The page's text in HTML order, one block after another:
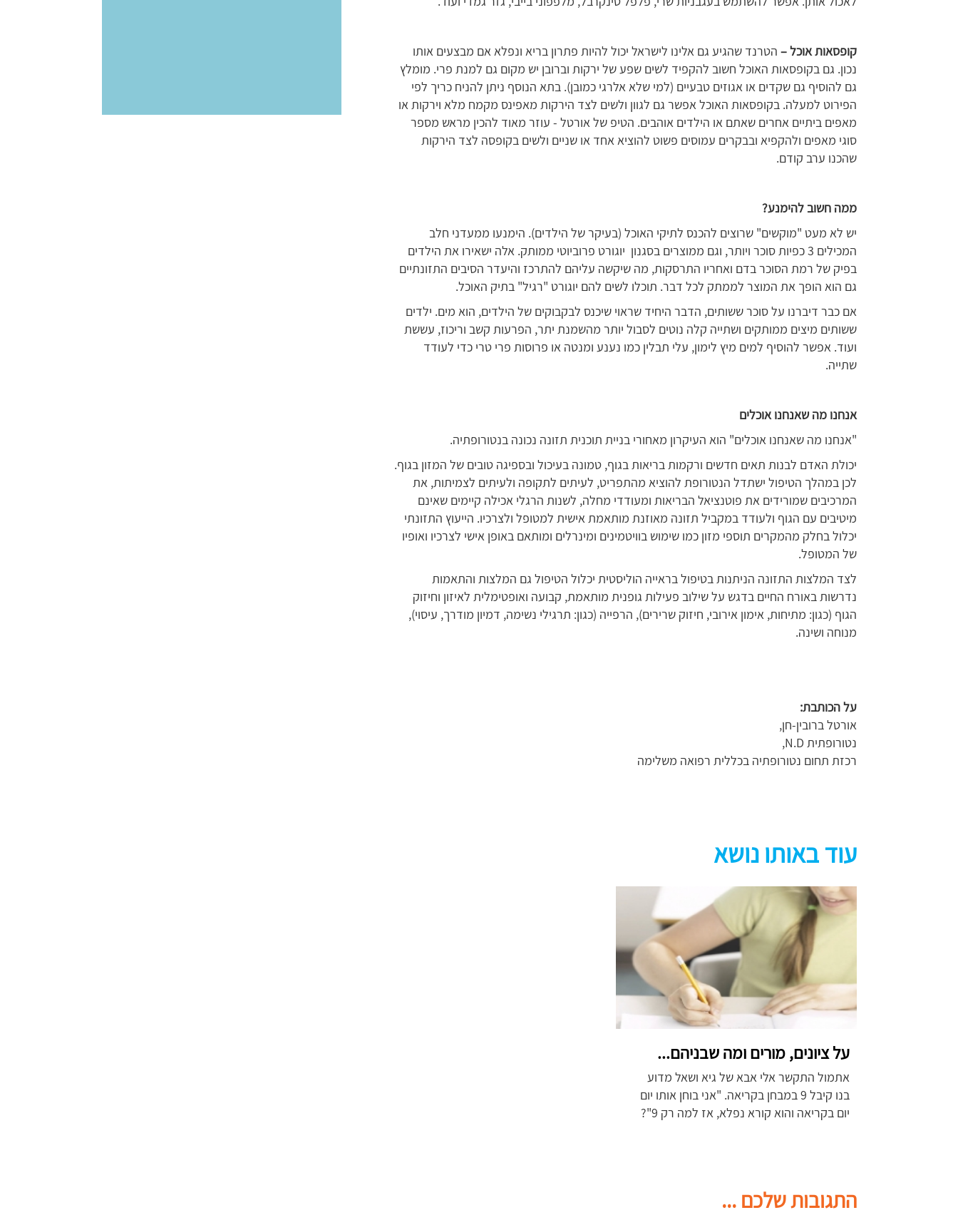
קופסאות אוכל – הטרנד שהגיע גם אלינו לישראל יכול להיות פתרון בריא ונפלא אם מבצעים אותו
נכון. גם בקופסאות האוכל חשוב להקפיד לשים שפע של ירקות וברובן יש מקום גם למנת פרי. מומלץ
גם להוסיף גם שקדים או אגוזים טבעיים (למי שלא אלרגי כמובן). בתא הנוסף ניתן להניח כריך לפי
הפירוט למעלה. בקופסאות האוכל אפשר גם לגוון ולשים לצד הירקות מאפינס מקמח מלא וירקות או
מאפים ביתיים אחרים שאתם או הילדים אוהבים. הטיפ של אורטל - עוזר מאוד להכין מראש מספר
סוגי מאפים ולהקפיא ובבקרים עמוסים פשוט להוציא אחד או שניים ולשים בקופסה לצד הירקות
שהכנו ערב קודם.
ממה חשוב להימנע?
יש לא מעט "מוקשים" שרוצים להכנס לתיקי האוכל (בעיקר של הילדים). הימנעו ממעדני חלב
המכילים 3 כפיות סוכר ויותר, וגם ממוצרים בסגנון יוגורט פרוביוטי ממותק. אלה ישאירו את הילדים
בפיק של רמת הסוכר בדם ואחריו התרסקות, מה שיקשה עליהם להתרכז והיעדר הסיבים התזונתיים
גם הוא הופך את המוצר לממתק לכל דבר. תוכלו לשים להם יוגורט "רגיל" בתיק האוכל.
אם כבר דיברנו על סוכר ששותים, הדבר היחיד שראוי שיכנס לבקבוקים של הילדים, הוא מים. ילדים
ששותים מיצים ממותקים ושתייה קלה נוטים לסבול יותר מהשמנת יתר, הפרעות קשב וריכוז, עששת
ועוד. אפשר להוסיף למים מיץ לימון, עלי תבלין כמו נענע ומנטה או פרוסות פרי טרי כדי לעודד
שתייה.
אנחנו מה שאנחנו אוכלים
"אנחנו מה שאנחנו אוכלים" הוא העיקרון מאחורי בניית תוכנית תזונה נכונה בנטורופתיה.
יכולת האדם לבנות תאים חדשים ורקמות בריאות בגוף, טמונה בעיכול ובספיגה טובים של המזון בגוף.
לכן במהלך הטיפול ישתדל הנטורופת להוציא מהתפריט, לעיתים לתקופה ולעיתים לצמיתות, את
המרכיבים שמורידים את פוטנציאל הבריאות ומעודדי מחלה, לשנות הרגלי אכילה קיימים שאינם
מיטיבים עם הגוף ולעודד במקביל תזונה מאוזנת מותאמת אישית למטופל ולצרכיו. הייעוץ התזונתי
יכלול בחלק מהמקרים תוספי מזון כמו שימוש בוויטמינים ומינרלים ומותאם באופן אישי לצרכיו ואופיו
של המטופל.
לצד המלצות התזונה הניתנות בטיפול בראייה הוליסטית יכלול הטיפול גם המלצות והתאמות
נדרשות באורח החיים בדגש על שילוב פעילות גופנית מותאמת, קבועה ואופטימלית לאיזון וחיזוק
הגוף (כגון: מתיחות, אימון אירובי, חיזוק שרירים), הרפייה (כגון: תרגילי נשימה, דמיון מודרך, עיסוי),
מנוחה ושינה.
על הכותבת:
אורטל ברובין-חן,
נטורופתית N.D,
רכזת תחום נטורופתיה בכללית רפואה משלימה
עוד באותו נושא
על ציונים, מורים ומה שבניהם...
אתמול התקשר אלי אבא של גיא ושאל מדוע
בנו קיבל 9 במבחן בקריאה. "אני בוחן אותו יום
יום בקריאה והוא קורא נפלא, אז למה רק 9"?
התגובות שלכם ...